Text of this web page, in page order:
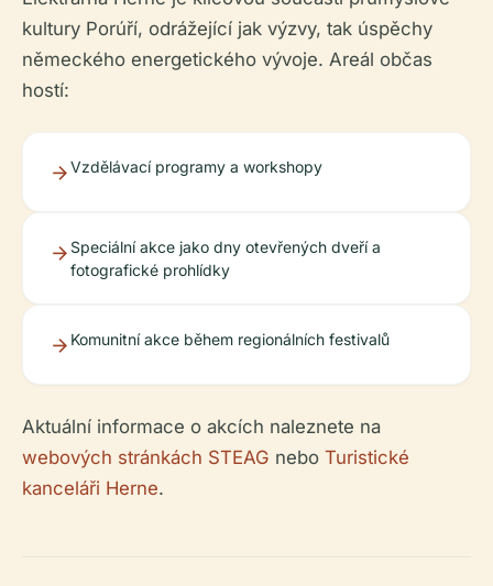
kultury Porúří, odrážející jak výzvy, tak úspěchy
německého energetického vývoje. Areál občas
hostí:
Vzdělávací programy a workshopy
Speciální akce jako dny otevřených dveří a
fotografické prohlídky
Komunitní akce během regionálních festivalů
Aktuální informace o akcích naleznete na
webových stránkách STEAG nebo Turistické
kanceláři Herne.